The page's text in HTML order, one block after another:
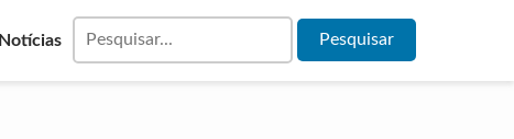
Notícias